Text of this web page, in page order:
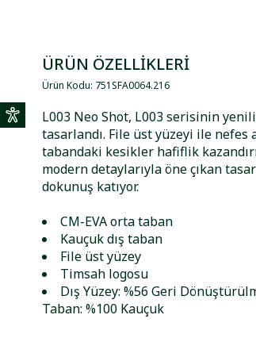
ÜRÜN ÖZELLİKLERİ
Ürün Kodu: 751SFA0064.216
L003 Neo Shot, L003 serisinin
tasarlandı. File üst yüzeyi ile
tabandaki kesikler hafiflik
modern detaylarıyla öne çıkan
dokunuş katıyor.
CM-EVA orta taban
Kauçuk dış taban
File üst yüzey
Timsah logosu
Dış Yüzey: %56 Geri
Taban: %100 Kauçuk